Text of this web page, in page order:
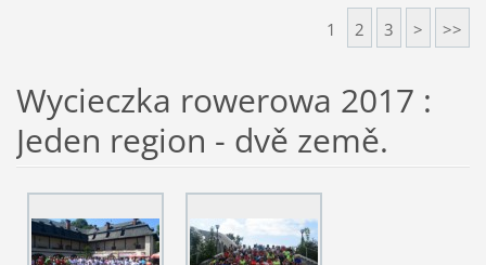
1 2 3 > >>
Wycieczka rowerowa 2017 :
Jeden region - dvě země.